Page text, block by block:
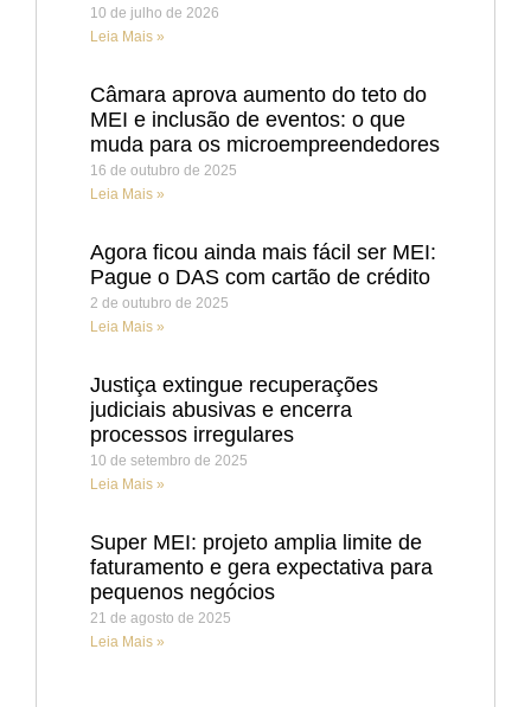
10 de julho de 2026
Leia Mais »
Câmara aprova aumento do teto do
MEI e inclusão de eventos: o que
muda para os microempreendedores
16 de outubro de 2025
Leia Mais »
Agora ficou ainda mais fácil ser MEI:
Pague o DAS com cartão de crédito
2 de outubro de 2025
Leia Mais »
Justiça extingue recuperações
judiciais abusivas e encerra
processos irregulares
10 de setembro de 2025
Leia Mais »
Super MEI: projeto amplia limite de
faturamento e gera expectativa para
pequenos negócios
21 de agosto de 2025
Leia Mais »